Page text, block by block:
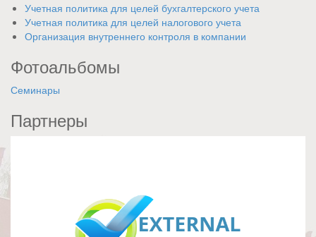
Учетная политика для целей бухгалтерского учета
Учетная политика для целей налогового учета
Организация внутреннего контроля в компании
Фотоальбомы
Семинары
Партнеры